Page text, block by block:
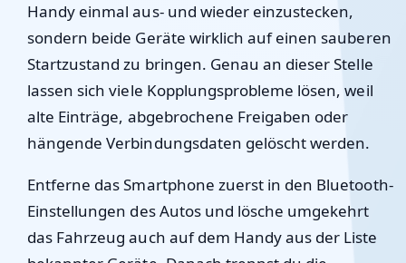
Handy einmal aus- und wieder einzustecken,
sondern beide Geräte wirklich auf einen sauberen
Startzustand zu bringen. Genau an dieser Stelle
lassen sich viele Kopplungsprobleme lösen, weil
alte Einträge, abgebrochene Freigaben oder
hängende Verbindungsdaten gelöscht werden.
Entferne das Smartphone zuerst in den Bluetooth-
Einstellungen des Autos und lösche umgekehrt
das Fahrzeug auch auf dem Handy aus der Liste